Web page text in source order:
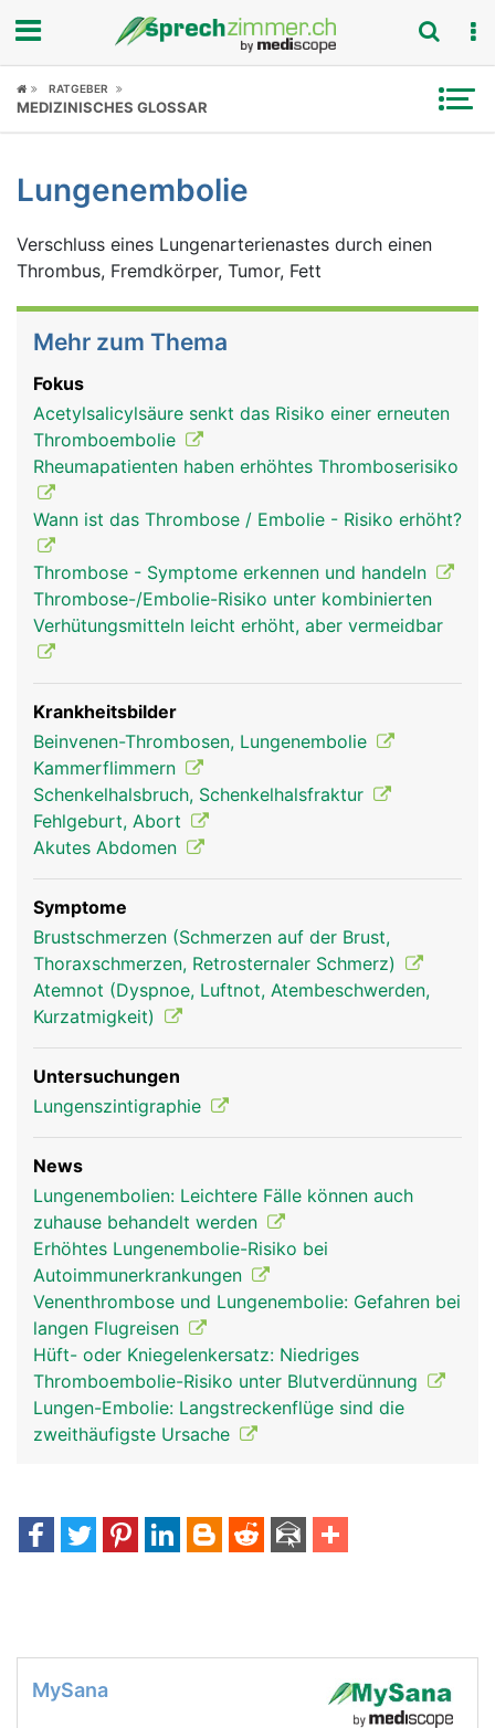
Fokus
Symptome
Untersuchungen
News
Ratgeber
Rubriken
RATGEBER
MEDIZINISCHES GLOSSAR
Lungenembolie
Verschluss eines Lungenarterienastes durch einen
Thrombus, Fremdkörper, Tumor, Fett
Mehr zum Thema
Fokus
Acetylsalicylsäure senkt das Risiko einer erneuten
Thromboembolie
Rheumapatienten haben erhöhtes Thromboserisiko
Wann ist das Thrombose / Embolie - Risiko erhöht?
Thrombose - Symptome erkennen und handeln
Thrombose-/Embolie-Risiko unter kombinierten
Verhütungsmitteln leicht erhöht, aber vermeidbar
Krankheitsbilder
Beinvenen-Thrombosen, Lungenembolie
Kammerflimmern
Schenkelhalsbruch, Schenkelhalsfraktur
Fehlgeburt, Abort
Akutes Abdomen
Symptome
Brustschmerzen (Schmerzen auf der Brust,
Thoraxschmerzen, Retrosternaler Schmerz)
Atemnot (Dyspnoe, Luftnot, Atembeschwerden,
Kurzatmigkeit)
Untersuchungen
Lungenszintigraphie
News
Lungenembolien: Leichtere Fälle können auch
zuhause behandelt werden
Erhöhtes Lungenembolie-Risiko bei
Autoimmunerkrankungen
Venenthrombose und Lungenembolie: Gefahren bei
langen Flugreisen
Hüft- oder Kniegelenkersatz: Niedriges
Thromboembolie-Risiko unter Blutverdünnung
Lungen-Embolie: Langstreckenflüge sind die
zweithäufigste Ursache
MySana